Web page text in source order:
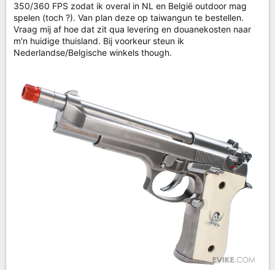
350/360 FPS zodat ik overal in NL en België outdoor mag
spelen (toch ?). Van plan deze op taiwangun te bestellen.
Vraag mij af hoe dat zit qua levering en douanekosten naar
m'n huidige thuisland. Bij voorkeur steun ik
Nederlandse/Belgische winkels though.